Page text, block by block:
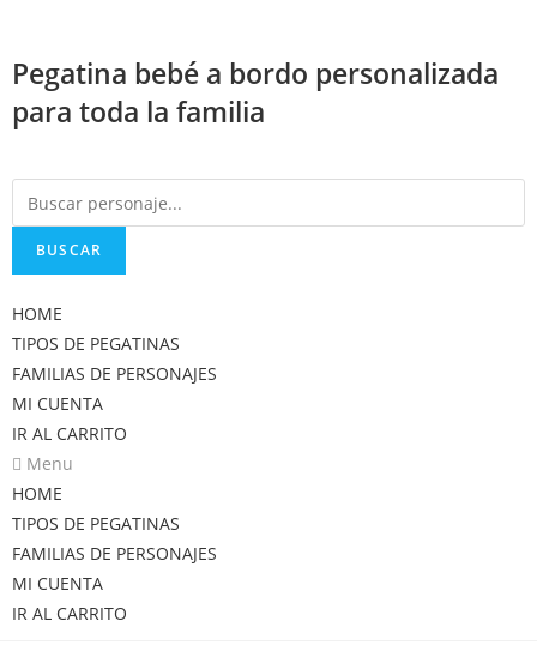
contenido
Pegatina bebé a bordo personalizada
para toda la familia
BUSCAR
HOME
TIPOS DE PEGATINAS
FAMILIAS DE PERSONAJES
MI CUENTA
IR AL CARRITO
Menu
HOME
TIPOS DE PEGATINAS
FAMILIAS DE PERSONAJES
MI CUENTA
IR AL CARRITO